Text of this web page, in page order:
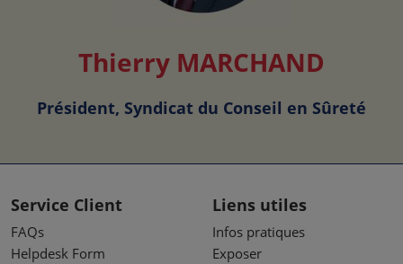
Thierry MARCHAND
Président, Syndicat du Conseil en Sûreté
Service Client
FAQs
Helpdesk Form
Liens utiles
Infos pratiques
Exposer